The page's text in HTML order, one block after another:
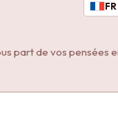
FR
part de vos pensées